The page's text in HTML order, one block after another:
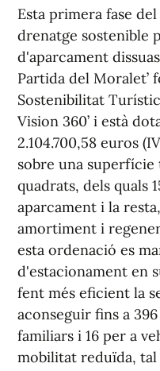
Esta primera fase
drenatge sostenible
d'aparcament
Partida del Moralet’
Sostenibilitat
Vision 360’ i està
2.104.700,58 euros
sobre una superfície
quadrats, dels quals
aparcament i la
amortiment i
esta ordenació es
d'estacionament en
fent més eficient la
aconseguir fins a
familiars i 16 per a
mobilitat reduïda,